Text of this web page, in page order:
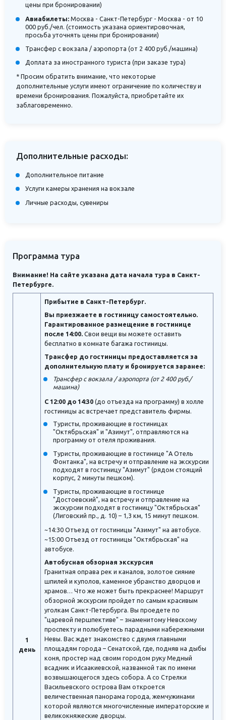
цены при бронировании)
Авиабилеты:Москва - Санкт-Петербург - Москва - от 10
000 руб./чел. (стоимость указана ориентировочная,
просьба уточнять цены при бронировании)
Трансфер с вокзала / аэропорта (от 2 400 руб./машина)
Доплата за иностранного туриста (при заказе тура)
* Просим обратить внимание, что некоторые
дополнительные услуги имеют ограничение по количеству и
времени бронирования. Пожалуйста, приобретайте их
заблаговременно.
Дополнительные расходы:
Дополнительное питание
Услуги камеры хранения на вокзале
Личные расходы, сувениры
Программа тура
Внимание! На сайте указана дата начала тура в Санкт-
Петербурге.
1
день
Прибытие в Санкт-Петербург.
Вы приезжаете в гостиницу самостоятельно.
Гарантированное размещение в гостинице
после 14:00. Свои вещи вы можете оставить
бесплатно в комнате багажа гостиницы.
Трансфер до гостиницы предоставляется за
дополнительную плату и бронируется заранее:
Трансфер с вокзала / аэропорта (от 2 400 руб./
машина)
С 12:00 до 14:30 (до отъезда на программу) в холле
гостиницы ас встречает представитель фирмы.
Туристы, проживающие в гостиницах
"Октябрьская" и "Азимут", отправляются на
программу от отеля проживания.
Туристы, проживающие в гостинице "А Отель
Фонтанка", на встречу и отправление на экскурсии
подходят в гостиницу "Азимут" (рядом стоящий
корпус, 2 минуты пешком).
Туристы, проживающие в гостинице
"Достоевский", на встречу и отправление на
экскурсии подходят в гостиницу "Октябрьская"
(Лиговский пр., д. 10) – 1,3 км, 15 минут пешком.
~14:30 Отъезд от гостиницы "Азимут" на автобусе.
~15:00 Отъезд от гостиницы "Октябрьская" на
автобусе.
Автобусная обзорная экскурсия
Гранитная оправа рек и каналов, золотое сияние
шпилей и куполов, каменное убранство дворцов и
храмов… Что же может быть прекраснее! Маршрут
обзорной экскурсии пройдет по самым красивым
уголкам Санкт-Петербурга. Вы проедете по
"царевой першпективе" – знаменитому Невскому
проспекту и полюбуетесь парадными набережными
Невы. Вас ждет знакомство с двумя главными
площадям города – Сенатской, где, подняв на дыбы
коня, простер над своим городом руку Медный
всадник и Исаакиевской, названной так по имени
возвышающегося здесь собора. А со Стрелки
Васильевского острова Вам откроется
величественная панорама города, жемчужинами
которой являются многочисленные императорские и
великокняжеские дворцы.